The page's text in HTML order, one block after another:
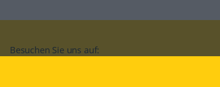
Besuchen Sie uns auf: